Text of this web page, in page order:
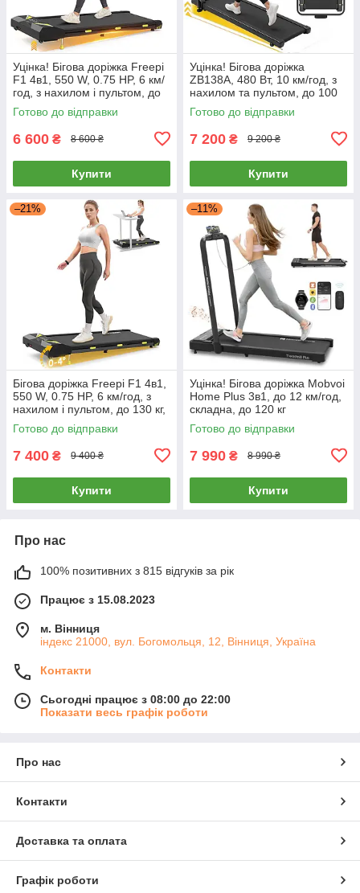
Уцінка! Бігова доріжка Freepi
F1 4в1, 550 W, 0.75 HP, 6 км/
год, з нахилом і пультом, до
130 кг, компактна, тиха
Готово до відправки
6 600 ₴ 8 600 ₴
Купити
Уцінка! Бігова доріжка
ZB138A, 480 Вт, 10 км/год, з
нахилом та пультом, до 100
кг, складна, тиха
Готово до відправки
7 200 ₴ 9 200 ₴
Купити
–21%
Бігова доріжка Freepi F1 4в1,
550 W, 0.75 HP, 6 км/год, з
нахилом і пультом, до 130 кг,
компактна, тиха
Готово до відправки
7 400 ₴ 9 400 ₴
Купити
–11%
Уцінка! Бігова доріжка Mobvoi
Home Plus 3в1, до 12 км/год,
складна, до 120 кг
Готово до відправки
7 990 ₴ 8 990 ₴
Купити
Про нас
100% позитивних з 815 відгуків за рік
Працює з 15.08.2023
м. Вінниця
індекс 21000, вул. Богомольця, 12, Вінниця, Україна
Контакти
Сьогодні працює з 08:00 до 22:00
Показати весь графік роботи
Про нас
Контакти
Доставка та оплата
Графік роботи